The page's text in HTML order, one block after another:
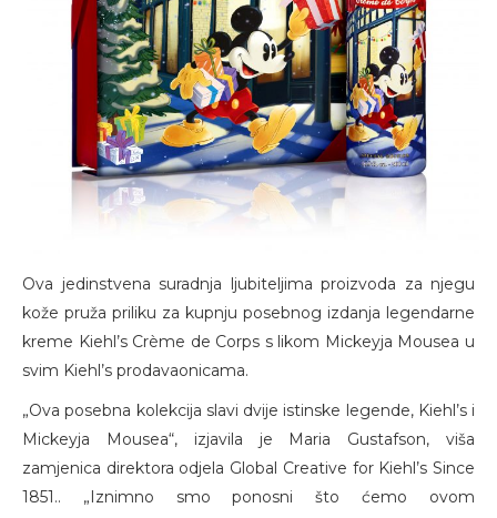
Ova jedinstvena suradnja ljubiteljima proizvoda za njegu
kože pruža priliku za kupnju posebnog izdanja legendarne
kreme Kiehl’s Crème de Corps s likom Mickeyja Mousea u
svim Kiehl’s prodavaonicama.
„Ova posebna kolekcija slavi dvije istinske legende, Kiehl’s i
Mickeyja Mousea“, izjavila je Maria Gustafson, viša
zamjenica direktora odjela Global Creative for Kiehl’s Since
1851.. „Iznimno smo ponosni što ćemo ovom